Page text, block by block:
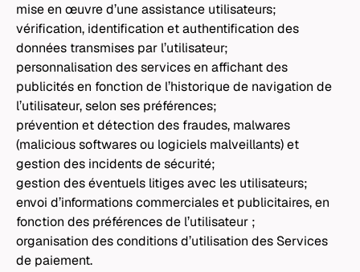
mise en œuvre d’une assistance utilisateurs;
vérification, identification et authentification des
données transmises par l’utilisateur;
personnalisation des services en affichant des
publicités en fonction de l’historique de navigation de
l’utilisateur, selon ses préférences;
prévention et détection des fraudes, malwares
(malicious softwares ou logiciels malveillants) et
gestion des incidents de sécurité;
gestion des éventuels litiges avec les utilisateurs;
envoi d’informations commerciales et publicitaires, en
fonction des préférences de l’utilisateur ;
organisation des conditions d’utilisation des Services
de paiement.